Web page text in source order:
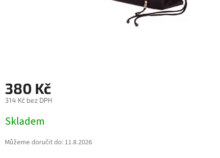
380 Kč
314 Kč bez DPH
cena:
Skladem
Můžeme doručit do: 11.8.2026